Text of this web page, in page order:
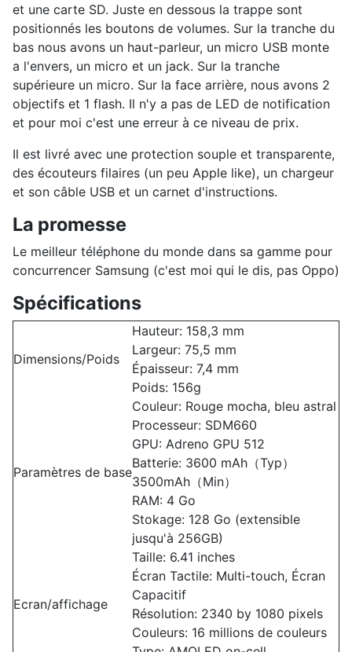
et une carte SD. Juste en dessous la trappe sont
positionnés les boutons de volumes. Sur la tranche du
bas nous avons un haut-parleur, un micro USB monte
a l'envers, un micro et un jack. Sur la tranche
supérieure un micro. Sur la face arrière, nous avons 2
objectifs et 1 flash. Il n'y a pas de LED de notification
et pour moi c'est une erreur à ce niveau de prix.
Il est livré avec une protection souple et transparente,
des écouteurs filaires (un peu Apple like), un chargeur
et son câble USB et un carnet d'instructions.
La promesse
Le meilleur téléphone du monde dans sa gamme pour
concurrencer Samsung (c'est moi qui le dis, pas Oppo)
Spécifications
Dimensions/Poids
Hauteur: 158,3 mm
Largeur: 75,5 mm
Épaisseur: 7,4 mm
Poids: 156g
Paramètres de base
Couleur: Rouge mocha, bleu astral
Processeur: SDM660
GPU: Adreno GPU 512
Batterie: 3600 mAh（Typ）
3500mAh（Min）
RAM: 4 Go
Stokage: 128 Go (extensible
jusqu'à 256GB)
Ecran/affichage
Taille: 6.41 inches
Écran Tactile: Multi-touch, Écran
Capacitif
Résolution: 2340 by 1080 pixels
Couleurs: 16 millions de couleurs